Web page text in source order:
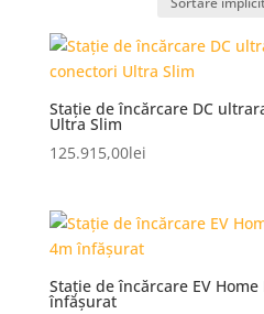
Stație de încărcare DC
Ultra Slim
125.915,00lei
Stație de încărcare EV
înfășurat